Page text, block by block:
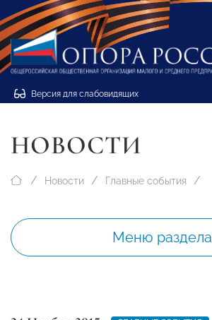
Версия для слабовидящих
НОВОСТИ
Новости Главные события
Меню раздела